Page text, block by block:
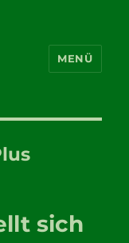
MENÜ
sich